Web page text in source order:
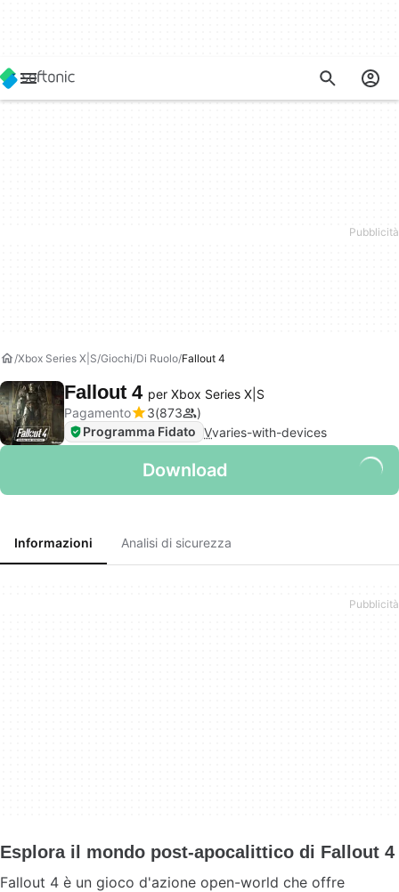
Xbox Series X|S Giochi Di Ruolo Fallout 4
Fallout 4 per Xbox Series X|S
Pagamento
3 873
Programma Fidato Vvaries-with-devices
Download
Informazioni Analisi di sicurezza
Esplora il mondo post-apocalittico di Fallout 4
Fallout 4 è un gioco d'azione open-world che offre